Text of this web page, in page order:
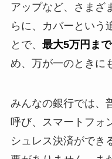
アップなど、さまざ
らに、カバーという
とで、 最大5万円ま
め、万が一のときに
みんなの銀行では、
呼び、スマートフォ
シュレス決済ができ